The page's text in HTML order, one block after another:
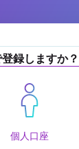
録しますか？
個人口座